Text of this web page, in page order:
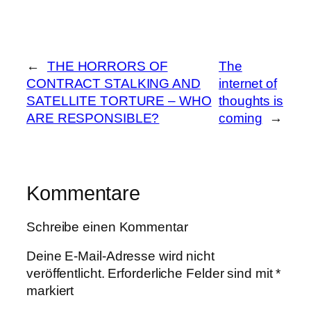
←
THE HORRORS OF
CONTRACT STALKING AND
SATELLITE TORTURE – WHO
ARE RESPONSIBLE?
The
internet of
thoughts is
coming
→
Kommentare
Schreibe einen Kommentar
Deine E-Mail-Adresse wird nicht
veröffentlicht. Erforderliche Felder sind mit*
markiert